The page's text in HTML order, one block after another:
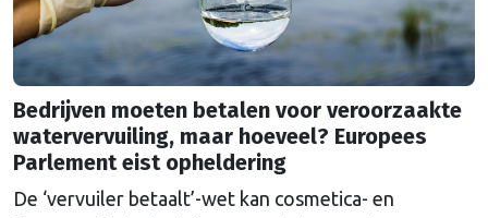
Bedrijven moeten betalen voor veroorzaakte
watervervuiling, maar hoeveel? Europees
Parlement eist opheldering
De ‘vervuiler betaalt’-wet kan cosmetica- en